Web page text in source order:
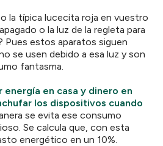
la típica lucecita roja en vuestro
o la luz de la regleta para
Pues estos aparatos siguen
se usen debido a esa luz y son
fantasma.
energía en casa y dinero en
los dispositivos cuando
se evita ese consumo
Se calcula que, con esta
energético en un 10%.